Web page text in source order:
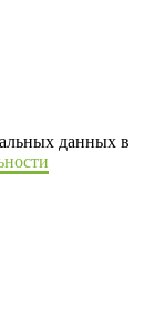
данных в